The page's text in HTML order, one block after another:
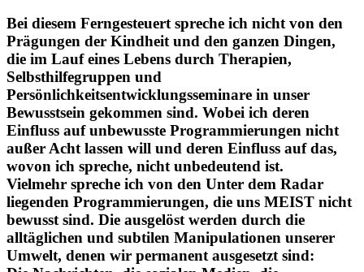
Bei diesem Ferngesteuert spreche ich nicht von den
Prägungen der Kindheit und den ganzen Dingen,
die im Lauf eines Lebens durch Therapien,
Selbsthilfegruppen und
Persönlichkeitsentwicklungsseminare in unser
Bewusstsein gekommen sind. Wobei ich deren
Einfluss auf unbewusste Programmierungen nicht
außer Acht lassen will und deren Einfluss auf das,
wovon ich spreche, nicht unbedeutend ist.
Vielmehr spreche ich von den Unter dem Radar
liegenden Programmierungen, die uns MEIST nicht
bewusst sind. Die ausgelöst werden durch die
alltäglichen und subtilen Manipulationen unserer
Umwelt, denen wir permanent ausgesetzt sind: